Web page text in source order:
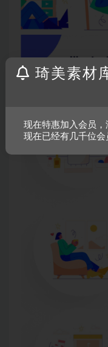
琦美素材
现在特惠加入会员，
现在已经有几千位会